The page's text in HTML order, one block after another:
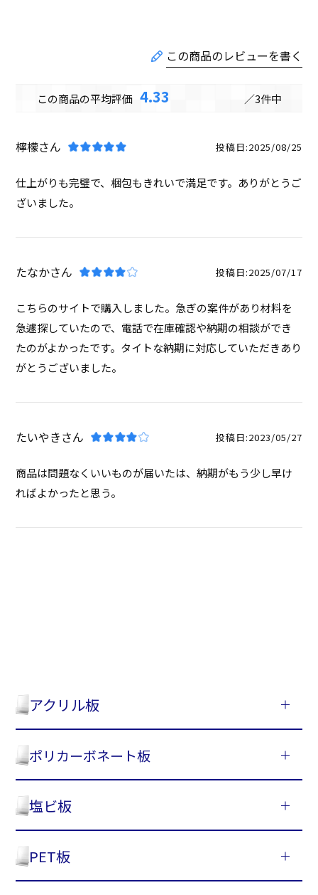
アクリル板
ポリカーボネート板
塩ビ板
PET板
4.33 3
檸檬 投稿日 2025/08/25
仕上がりも完璧で、梱包もきれいで満足です。ありがとうご
ざいました。
たなか 投稿日 2025/07/17
こちらのサイトで購入しました。急ぎの案件があり材料を
急遽探していたので、電話で在庫確認や納期の相談ができ
たのがよかったです。タイトな納期に対応していただきあり
がとうございました。
たいやき 投稿日 2023/05/27
商品は問題なくいいものが届いたは、納期がもう少し早け
ればよかったと思う。